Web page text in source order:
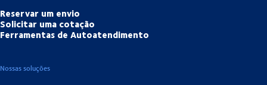
Reservar um envio
Solicitar uma cotação
Ferramentas de Autoatendimento
Nossas soluções